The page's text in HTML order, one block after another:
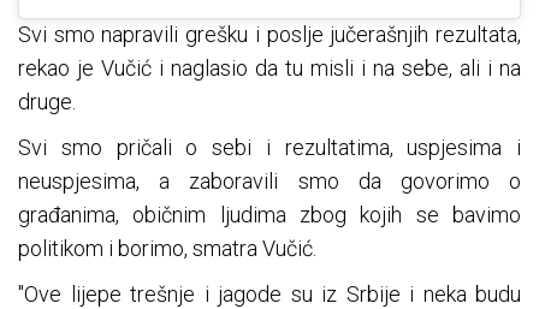
Svi smo napravili grešku i poslje jučerašnjih rezultata,
rekao je Vučić i naglasio da tu misli i na sebe, ali i na
druge.
Svi smo pričali o sebi i rezultatima, uspjesima i
neuspjesima, a zaboravili smo da govorimo o
građanima, običnim ljudima zbog kojih se bavimo
politikom i borimo, smatra Vučić.
"Ove lijepe trešnje i jagode su iz Srbije i neka budu